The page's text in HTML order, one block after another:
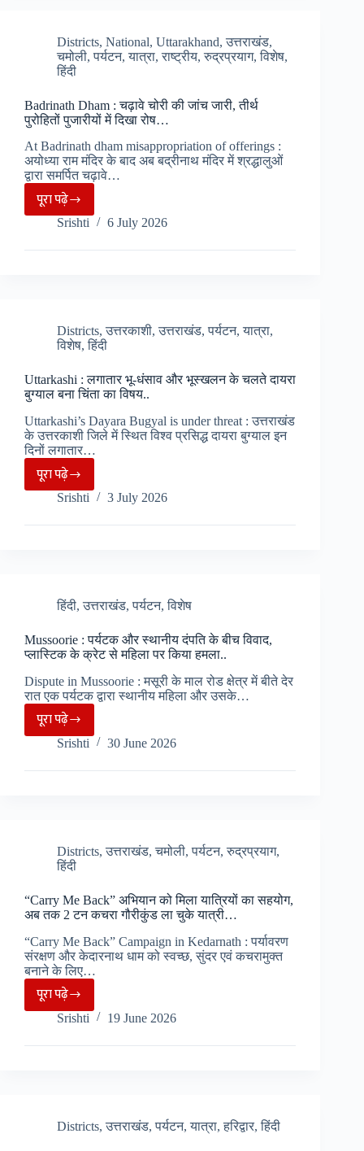
रफ्तार,
सफाई
व्यवस्था
को
लेकर
चर्चाओं
में
गौरीकुंड..
Districts, National, Uttarakhand,उत्तराखंड,
चमोली,पर्यटन,यात्रा,राष्ट्रीय,रुद्रप्रयाग,विशेष,
हिंदी
Badrinath Dham : चढ़ावे चोरी की जांच जारी, तीर्थ
पुरोहितों पुजारीयों में दिखा रोष…
At Badrinath dham misappropriation of offerings :
अयोध्या राम मंदिर के बाद अब बद्रीनाथ मंदिर में श्रद्धालुओं
द्वारा समर्पित चढ़ावे…
पूरा पढ़ेBadrinath
Dham
:
जांच
जारी,
तीर्थ
पुरोहितों
पुजारीयों
में
दिखा
रोष…
Srishti 6 July 2026
Districts,उत्तरकाशी,उत्तराखंड,पर्यटन,यात्रा,
विशेष,हिंदी
Uttarkashi : लगातार भू-धंसाव और भूस्खलन के चलते दायरा
बुग्याल बना चिंता का विषय..
Uttarkashi’s Dayara Bugyal is under threat : उत्तराखंड
के उत्तरकाशी जिले में स्थित विश्व प्रसिद्ध दायरा बुग्याल इन
दिनों लगातार…
पूरा पढ़ेUttarkashi
:
लगातार
भूस्खलन
चलते
बुग्याल
बना
चिंता
का
विषय..
Srishti 3 July 2026
हिंदी,उत्तराखंड,पर्यटन,विशेष
Mussoorie : पर्यटक और स्थानीय दंपति के बीच विवाद,
प्लास्टिक के क्रेट से महिला पर किया हमला..
Dispute in Mussoorie : मसूरी के माल रोड क्षेत्र में बीते देर
रात एक पर्यटक द्वारा स्थानीय महिला और उसके…
पूरा पढ़ेMussoorie
:
पर्यटक
के
बीच
विवाद,
प्लास्टिक
के
क्रेट
से
महिला
पर
Srishti 30 June 2026
Districts,उत्तराखंड,चमोली,पर्यटन,रुद्रप्रयाग,
हिंदी
“Carry Me Back” अभियान को मिला यात्रियों का सहयोग,
अब तक 2 टन कचरा गौरीकुंड ला चुके यात्री…
“Carry Me Back” Campaign in Kedarnath : पर्यावरण
संरक्षण और केदारनाथ धाम को स्वच्छ, सुंदर एवं कचरामुक्त
बनाने के लिए…
पूरा पढ़े“Carry
Me
Back”
यात्रियों
Srishti 19 June 2026
Districts,उत्तराखंड,पर्यटन,यात्रा,हरिद्वार,हिंदी